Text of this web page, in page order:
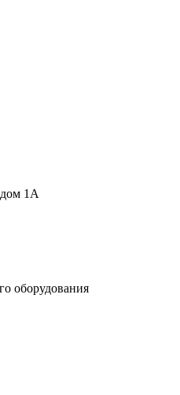
дом 1А
оборудования